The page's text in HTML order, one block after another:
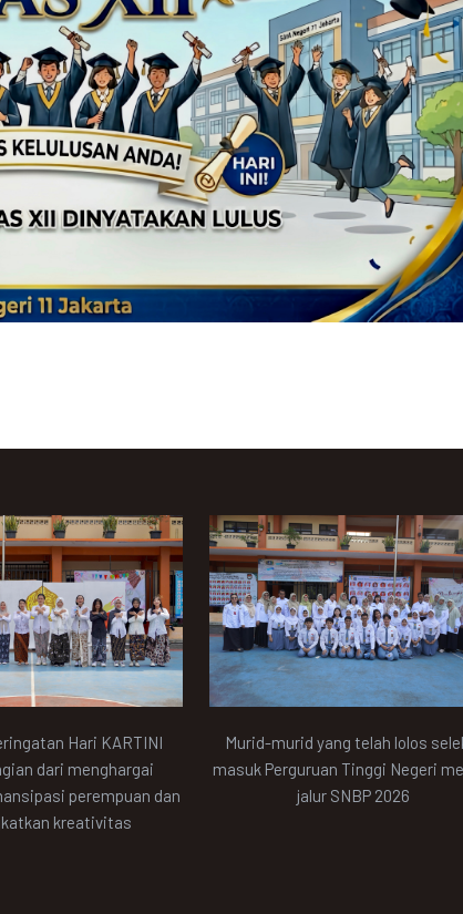
Hari KARTINI
dari menghargai
perempuan dan
kreativitas
Murid-murid yang telah lolos
masuk Perguruan Tinggi Negeri
jalur SNBP 2026